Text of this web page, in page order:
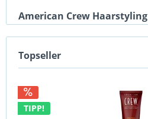
American Crew Haarstyling
Topseller
TIPP!